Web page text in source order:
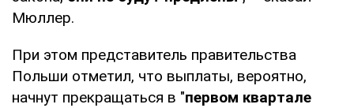
Мюллер.
При этом представитель правительства
Польши отметил, что выплаты, вероятно,
начнут прекращаться в "первом квартале